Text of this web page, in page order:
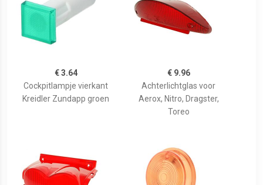
€ 3.64
Cockpitlampje vierkant
Kreidler Zundapp groen
€ 9.96
Achterlichtglas voor
Aerox, Nitro, Dragster,
Toreo